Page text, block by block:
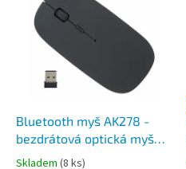
Bluetooth myš AK278 -
bezdrátová optická myš
na notebook s velmi
Skladem (8 ks)